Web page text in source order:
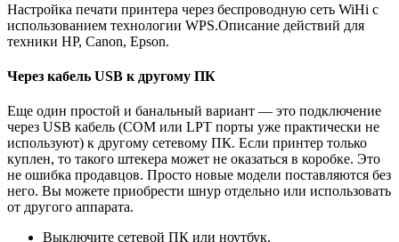
Настройка печати принтера через беспроводную сеть WiHi с
использованием технологии WPS.Описание действий для
техники HP, Canon, Epson.
Через кабель USB к другому ПК
Еще один простой и банальный вариант — это подключение
через USB кабель (COM или LPT порты уже практически не
используют) к другому сетевому ПК. Если принтер только
куплен, то такого штекера может не оказаться в коробке. Это
не ошибка продавцов. Просто новые модели поставляются без
него. Вы можете приобрести шнур отдельно или использовать
от другого аппарата.
Выключите сетевой ПК или ноутбук.